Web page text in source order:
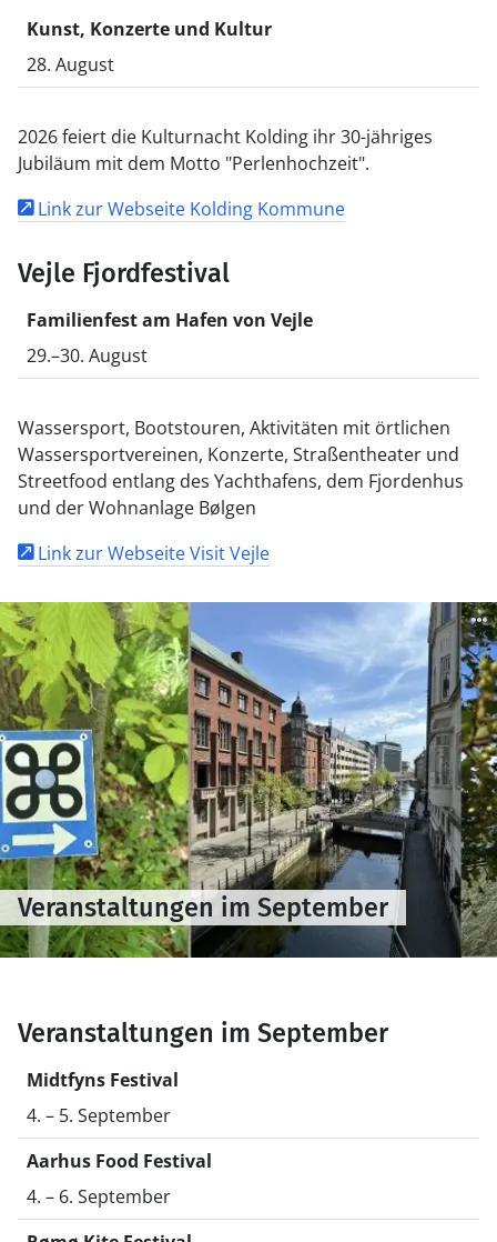
Kunst, Konzerte und Kultur
28. August
2026 feiert die Kulturnacht Kolding ihr 30-jähriges
Jubiläum mit dem Motto "Perlenhochzeit".
Link zur Webseite Kolding Kommune
Vejle Fjordfestival
Familienfest am Hafen von Vejle
29.–30. August
Wassersport, Bootstouren, Aktivitäten mit örtlichen
Wassersportvereinen, Konzerte, Straßentheater und
Streetfood entlang des Yachthafens, dem Fjordenhus
und der Wohnanlage Bølgen
Link zur Webseite Visit Vejle
Veranstaltungen im September
Veranstaltungen im September
Midtfyns Festival
4. – 5. September
Aarhus Food Festival
4. – 6. September